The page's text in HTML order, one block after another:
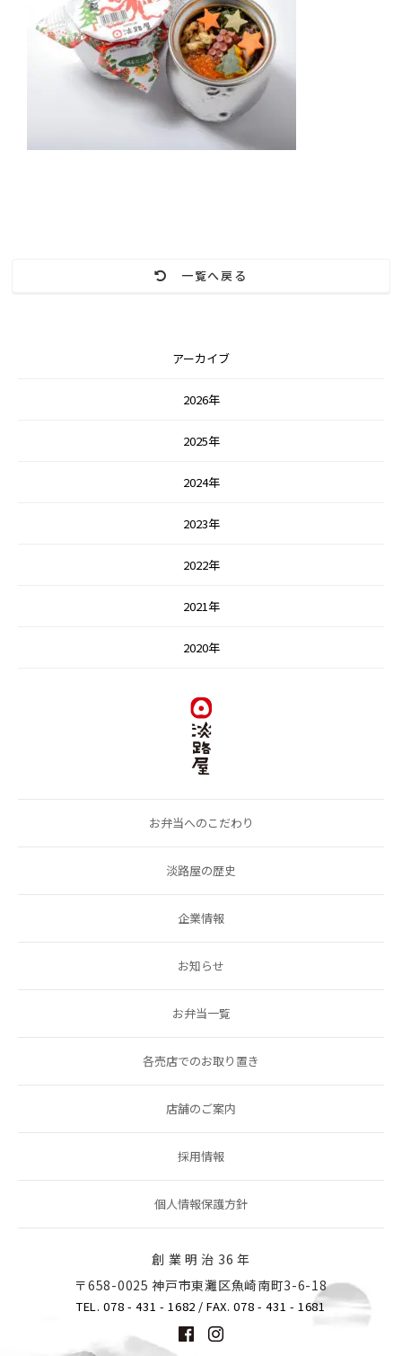
一覧へ戻る
アーカイブ
2026年
2025年
2024年
2023年
2022年
2021年
2020年
お弁当へのこだわり
淡路屋の歴史
企業情報
お知らせ
お弁当一覧
各売店でのお取り置き
店舗のご案内
採用情報
個人情報保護方針
創 業 明 治 36 年
〒658-0025 神戸市東灘区魚崎南町3-6-18
TEL. 078 - 431 - 1682 / FAX. 078 - 431 - 1681